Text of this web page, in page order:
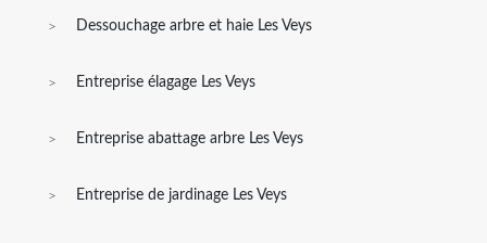
Dessouchage arbre et haie Les Veys
Entreprise élagage Les Veys
Entreprise abattage arbre Les Veys
Entreprise de jardinage Les Veys